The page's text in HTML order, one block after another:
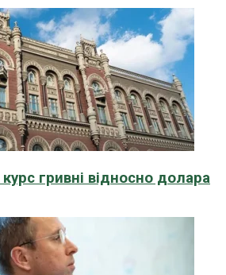
гривні відносно долара